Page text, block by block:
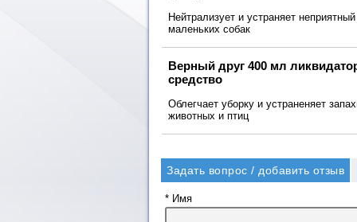
Нейтрализует и устраняет
маленьких собак
Верный друг 400 мл
средство
Облегчает уборку и устраненяет
животных и птиц
Задать вопрос / добавить отзыв
* Имя